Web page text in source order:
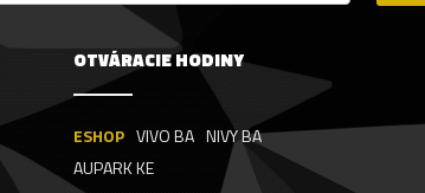
OTVÁRACIE HODINY
ESHOP VIVO BA NIVY BA
AUPARK KE